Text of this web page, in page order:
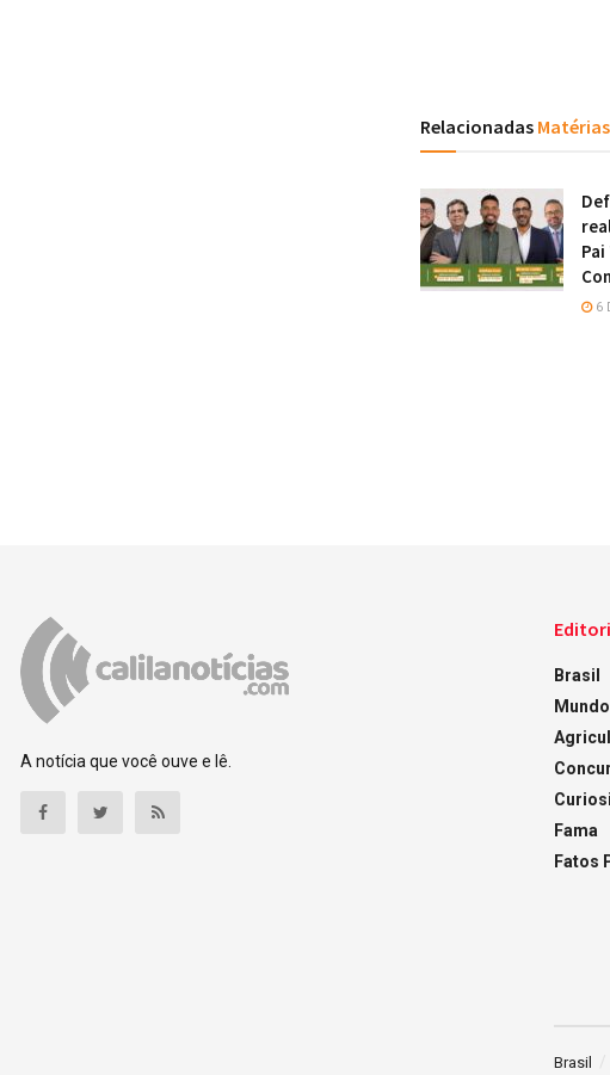
Relacionadas Matérias
6
A notícia que você ouve e lê.
Brasil
Mundo
Fama
Fatos
Brasil